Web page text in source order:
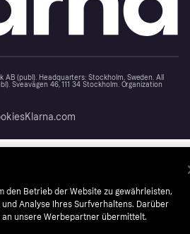
(publ). Headquarters: Stockholm, Sweden. All
Sveavägen 46, 111 34 Stockholm. Organization
Klarna.com
den Betrieb der Website zu gewährleisten,
Analyse Ihres Surfverhaltens. Darüber
an unsere Werbepartner übermittelt.